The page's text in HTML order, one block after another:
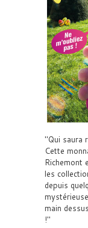
Qui saura
Cette
Richemont
les
depuis
main
!